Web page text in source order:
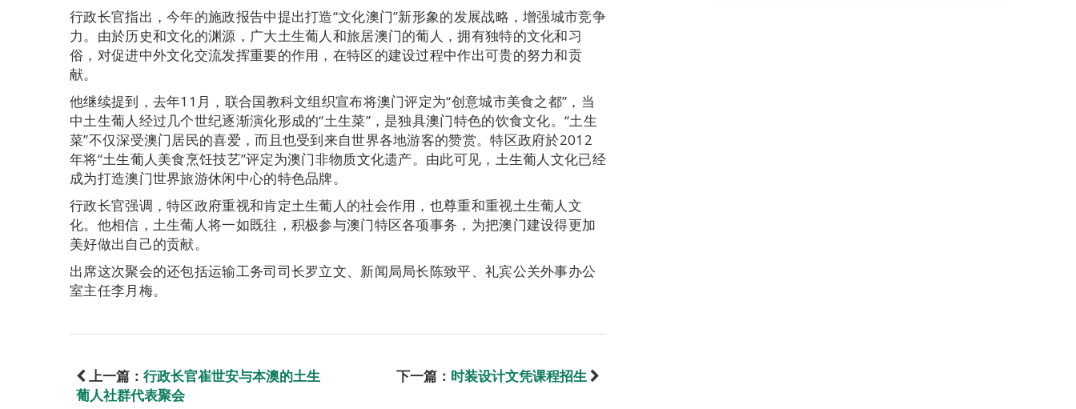
行政长官指出，今年的施政报告中提出打造“文化澳门”新形象的发展战略，增强城市竞争
力。由於历史和文化的渊源，广大土生葡人和旅居澳门的葡人，拥有独特的文化和习
俗，对促进中外文化交流发挥重要的作用，在特区的建设过程中作出可贵的努力和贡
献。
他继续提到，去年11月，联合国教科文组织宣布将澳门评定为“创意城市美食之都”，当
中土生葡人经过几个世纪逐渐演化形成的“土生菜”，是独具澳门特色的饮食文化。“土生
菜”不仅深受澳门居民的喜爱，而且也受到来自世界各地游客的赞赏。特区政府於2012
年将“土生葡人美食烹饪技艺”评定为澳门非物质文化遗产。由此可见，土生葡人文化已经
成为打造澳门世界旅游休闲中心的特色品牌。
行政长官强调，特区政府重视和肯定土生葡人的社会作用，也尊重和重视土生葡人文
化。他相信，土生葡人将一如既往，积极参与澳门特区各项事务，为把澳门建设得更加
美好做出自己的贡献。
出席这次聚会的还包括运输工务司司长罗立文、新闻局局长陈致平、礼宾公关外事办公
室主任李月梅。
上一篇： 行政长官崔世安与本澳的土生
葡人社群代表聚会
下一篇： 时装设计文凭课程招生